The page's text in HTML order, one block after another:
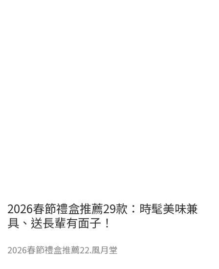
2026春節禮盒推薦29款：時髦美味兼
具、送長輩有面子！
2026春節禮盒推薦22.風月堂